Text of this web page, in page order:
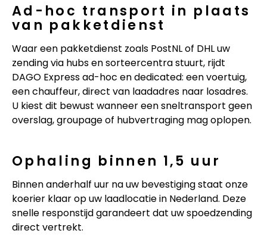
Ad-hoc transport in plaats
van pakketdienst
Waar een pakketdienst zoals PostNL of DHL uw
zending via hubs en sorteercentra stuurt, rijdt
DAGO Express ad-hoc en dedicated: een voertuig,
een chauffeur, direct van laadadres naar losadres.
U kiest dit bewust wanneer een sneltransport geen
overslag, groupage of hubvertraging mag oplopen.
Ophaling binnen 1,5 uur
Binnen anderhalf uur na uw bevestiging staat onze
koerier klaar op uw laadlocatie in Nederland. Deze
snelle responstijd garandeert dat uw spoedzending
direct vertrekt.